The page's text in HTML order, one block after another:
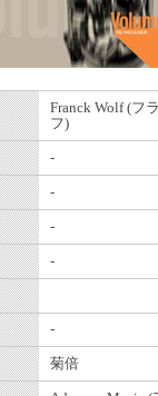
Franck Wolf (フ
フ)
-
-
-
-
-
菊倍